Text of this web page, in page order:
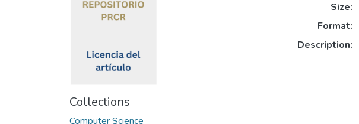
Size:
Format:
Description:
Collections
Computer Science